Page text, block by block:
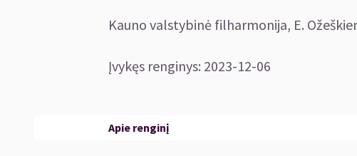
Kauno valstybinė filharmonija, E.
Įvykęs renginys: 2023-12-06
Apie renginį